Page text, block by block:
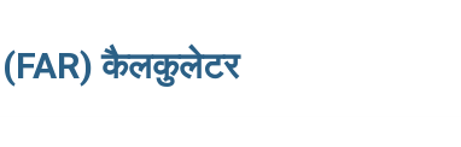
(FAR) कैलकुलेटर